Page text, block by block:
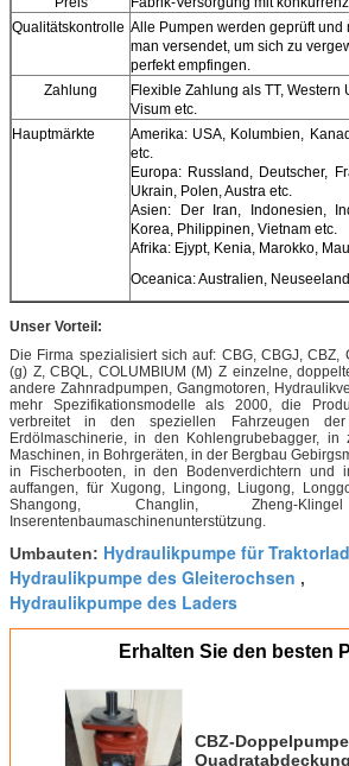
Qualitätskontrolle Alle Pumpen werden geprüft und
man versendet, um sich zu
perfekt empfingen.
Zahlung
Flexible Zahlung als TT, Western
Visum etc.
Hauptmärkte
Amerika: USA, Kolumbien,
etc.
Europa: Russland, Deutscher,
Ukrain, Polen, Austra etc.
Asien: Der Iran, Indonesien,
Korea, Philippinen, Vietnam etc.
Afrika: Ejypt, Kenia, Marokko,
Oceanica: Australien, Neuseeland
Unser Vorteil:
Die Firma spezialisiert sich auf: CBG, CBGJ, CBZ,
(g) Z, CBQL, COLUMBIUM (M) Z einzelne,
andere Zahnradpumpen, Gangmotoren,
mehr Spezifikationsmodelle als 2000, die
verbreitet in den speziellen Fahrzeugen
Erdölmaschinerie, in den Kohlengrubebagger, in
Maschinen, in Bohrgeräten, in der Bergbau
in Fischerbooten, in den Bodenverdichtern und
auffangen, für Xugong, Lingong, Liugong,
Shangong, Changlin, Zheng-
Inserentenbaumaschinenunterstützung.
Umbauten: Hydraulikpumpe für
Hydraulikpumpe des Gleiterochsen ,
Hydraulikpumpe des Laders
Erhalten Sie den besten
CBZ-